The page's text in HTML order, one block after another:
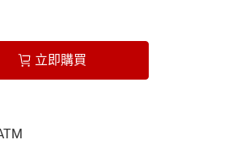
立即購買